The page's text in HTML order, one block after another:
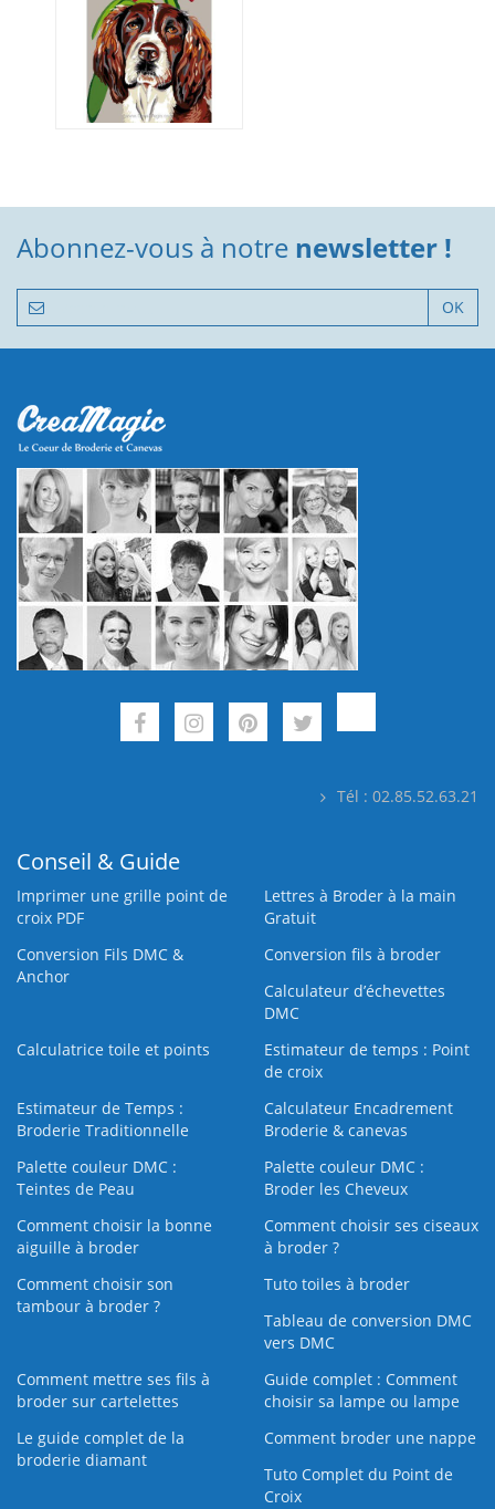
Abonnez-vous à notre newsletter !
OK
Tél : 02.85.52.63.21
Conseil & Guide
Imprimer une grille point de
croix PDF
Lettres à Broder à la main
Gratuit
Conversion Fils DMC &
Anchor
Conversion fils à broder
Calculateur d’échevettes
DMC
Calculatrice toile et points
Estimateur de temps : Point
de croix
Estimateur de Temps :
Broderie Traditionnelle
Calculateur Encadrement
Broderie & canevas
Palette couleur DMC :
Teintes de Peau
Palette couleur DMC :
Broder les Cheveux
Comment choisir la bonne
aiguille à broder
Comment choisir ses ciseaux
à broder ?
Comment choisir son
tambour à broder ?
Tuto toiles à broder
Tableau de conversion DMC
vers DMC
Comment mettre ses fils à
broder sur cartelettes
Guide complet : Comment
choisir sa lampe ou lampe
Le guide complet de la
broderie diamant
Comment broder une nappe
Tuto Complet du Point de
Croix